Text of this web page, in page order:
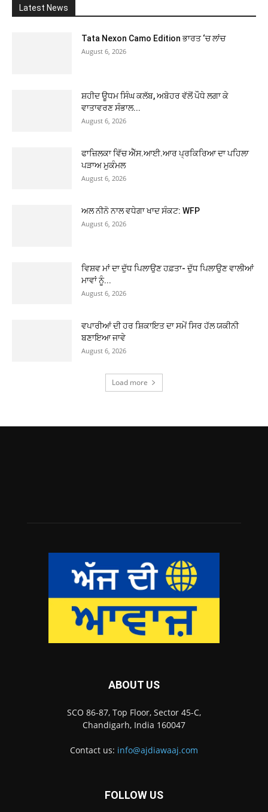
Latest News
Tata Nexon Camo Edition ਭਾਰਤ ‘ਚ ਲਾਂਚ
August 6, 2026
ਸ਼ਹੀਦ ਊਧਮ ਸਿੰਘ ਕਲੱਬ, ਅਬੋਹਰ ਵੱਲੋਂ ਪੌਧੇ ਲਗਾ ਕੇ
ਵਾਤਾਵਰਣ ਸੰਭਾਲ...
August 6, 2026
ਫਾਜ਼ਿਲਕਾ ਵਿੱਚ ਐੱਸ.ਆਈ.ਆਰ ਪ੍ਰਕਿਰਿਆ ਦਾ ਪਹਿਲਾ
ਪੜਾਅ ਮੁਕੰਮਲ
August 6, 2026
ਅਲ ਨੀਨੋ ਨਾਲ ਵਧੇਗਾ ਖਾਦ ਸੰਕਟ: WFP
August 6, 2026
ਵਿਸ਼ਵ ਮਾਂ ਦਾ ਦੁੱਧ ਪਿਲਾਉਣ ਹਫ਼ਤਾ- ਦੁੱਧ ਪਿਲਾਉਣ ਵਾਲੀਆਂ
ਮਾਵਾਂ ਨੂੰ...
August 6, 2026
ਵਪਾਰੀਆਂ ਦੀ ਹਰ ਸ਼ਿਕਾਇਤ ਦਾ ਸਮੇਂ ਸਿਰ ਹੱਲ ਯਕੀਨੀ
ਬਣਾਇਆ ਜਾਵੇ
August 6, 2026
Load more
ABOUT US
SCO 86-87, Top Floor, Sector 45-C,
Chandigarh, India 160047
Contact us: info@ajdiawaaj.com
FOLLOW US